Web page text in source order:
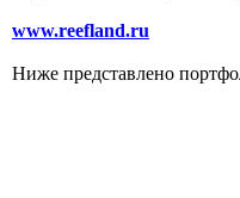
www.reefland.ru
Ниже представлено